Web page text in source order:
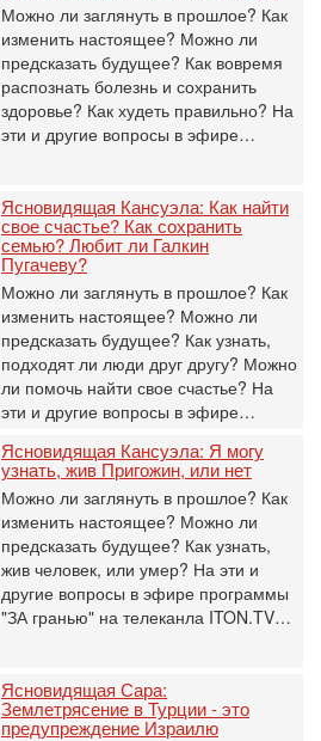
Можно ли заглянуть в прошлое? Как
изменить настоящее? Можно ли
предсказать будущее? Как вовремя
распознать болезнь и сохранить
здоровье? Как худеть правильно? На
эти и другие вопросы в эфире…
Ясновидящая Кансуэла: Как найти
свое счастье? Как сохранить
семью? Любит ли Галкин
Пугачеву?
Можно ли заглянуть в прошлое? Как
изменить настоящее? Можно ли
предсказать будущее? Как узнать,
подходят ли люди друг другу? Можно
ли помочь найти свое счастье? На
эти и другие вопросы в эфире…
Ясновидящая Кансуэла: Я могу
узнать, жив Пригожин, или нет
Можно ли заглянуть в прошлое? Как
изменить настоящее? Можно ли
предсказать будущее? Как узнать,
жив человек, или умер? На эти и
другие вопросы в эфире программы
"ЗА гранью" на телеканла ITON.TV…
Ясновидящая Сара:
Землетрясение в Турции - это
предупреждение Израилю